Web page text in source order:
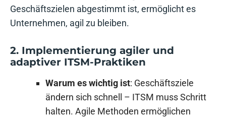
Geschäftszielen abgestimmt ist, ermöglicht es
Unternehmen, agil zu bleiben.
2. Implementierung agiler und
adaptiver ITSM-Praktiken
Warum es wichtig ist: Geschäftsziele
ändern sich schnell – ITSM muss Schritt
halten. Agile Methoden ermöglichen